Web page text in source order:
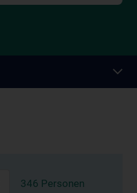
346 Personen